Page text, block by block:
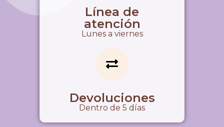
Línea de
atención
Lunes a viernes
Devoluciones
Dentro de 5 días